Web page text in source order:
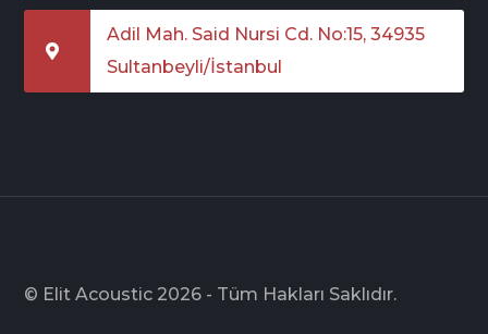
Adil Mah. Said Nursi Cd. No:15, 34935
Sultanbeyli/İstanbul
© Elit Acoustic 2026 - Tüm Hakları Saklıdır.